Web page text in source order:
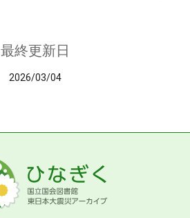
最終更新日
2026/03/04